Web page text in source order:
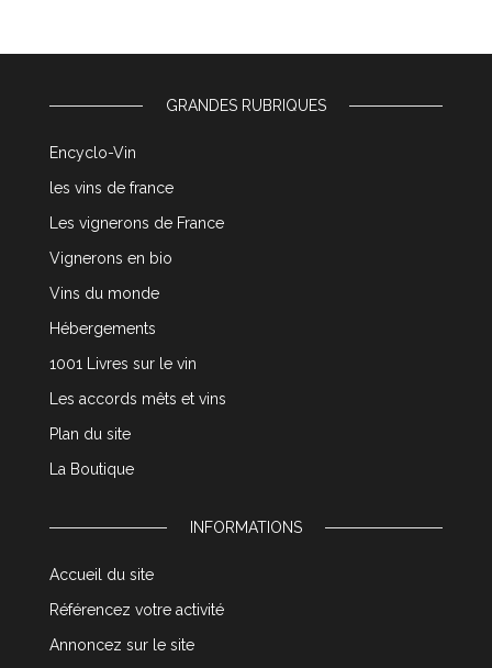
GRANDES RUBRIQUES
Encyclo-Vin
les vins de france
Les vignerons de France
Vignerons en bio
Vins du monde
Hébergements
1001 Livres sur le vin
Les accords mêts et vins
Plan du site
La Boutique
INFORMATIONS
Accueil du site
Référencez votre activité
Annoncez sur le site